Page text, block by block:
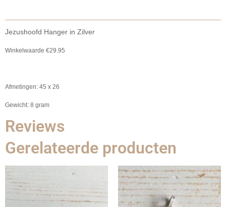
Jezushoofd Hanger in Zilver
Winkelwaarde €29.95
Afmetingen: 45 x 26
Gewicht: 8 gram
Reviews
Gerelateerde producten